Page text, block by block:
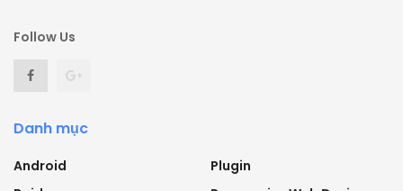
Follow Us
Danh mục
Android
Plugin